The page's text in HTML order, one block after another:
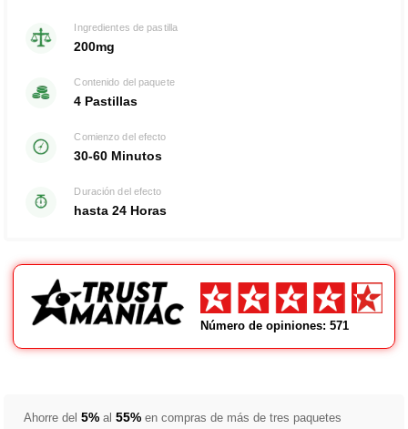
Ingredientes de pastilla
200mg
Contenido del paquete
4 Pastillas
Comienzo del efecto
30-60 Minutos
Duración del efecto
hasta 24 Horas
Número de opiniones: 571
Ahorre del5%al55%en compras de más de tres paquetes